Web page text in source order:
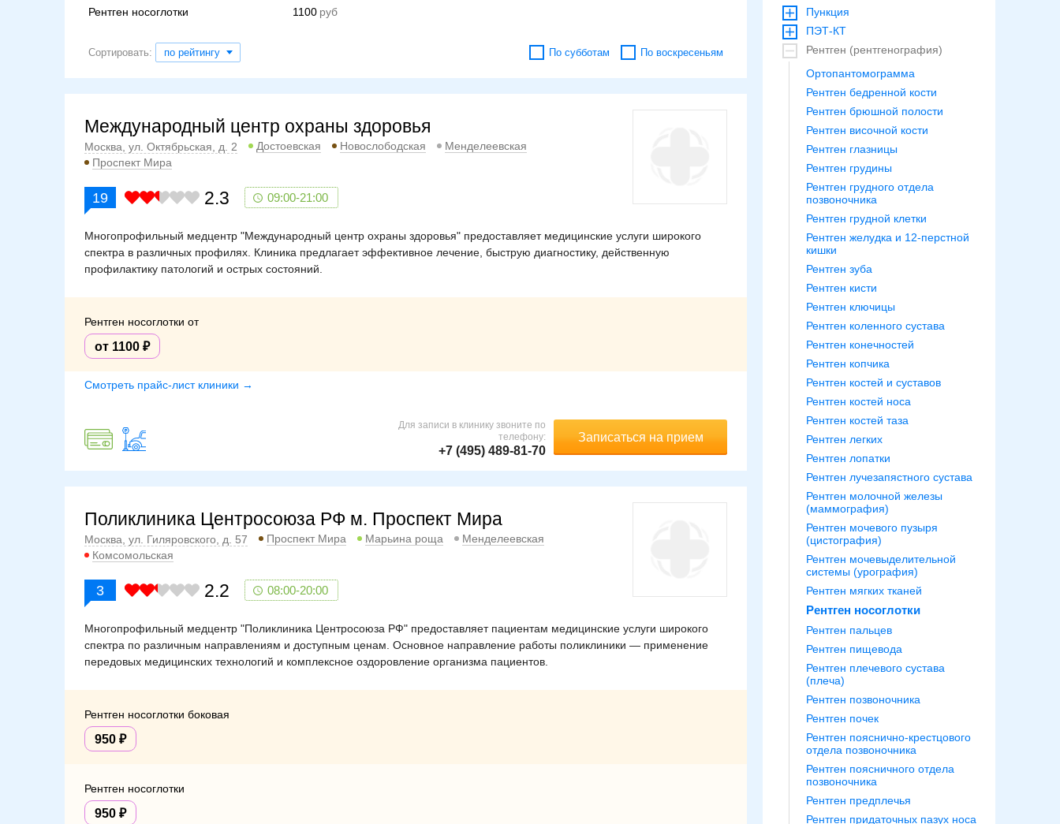
Рентген носоглотки
1100
Сортировать: по рейтингу По субботам По воскресеньям
Международный центр охраны здоровья
Москва, ул. Октябрьская, д. 2 Достоевская Новослободская
Менделеевская
Проспект Мира
19 2.3 09:00-21:00
Многопрофильный медцентр "Международный центр охраны здоровья" предоставляет медицинские услуги широкого
спектра в различных профилях. Клиника предлагает эффективное лечение, быструю диагностику, действенную
профилактику патологий и острых состояний.
Рентген носоглотки от
от 1100
Смотреть прайс-лист клиники →
Записаться на прием
Для записи в клинику звоните по
телефону:
+7 (495) 489-81-70
Поликлиника Центросоюза РФ м. Проспект Мира
Москва, ул. Гиляровского, д. 57 Проспект Мира Марьина роща
Менделеевская
Комсомольская
3 2.2 08:00-20:00
Многопрофильный медцентр "Поликлиника Центросоюза РФ" предоставляет пациентам медицинские услуги широкого
спектра по различным направлениям и доступным ценам. Основное направление работы поликлиники — применение
передовых медицинских технологий и комплексное оздоровление организма пациентов.
Рентген носоглотки боковая
950
Рентген носоглотки
950
Пункция
ПЭТ-КТ
Рентген (рентгенография)
Ортопантомограмма
Рентген бедренной кости
Рентген брюшной полости
Рентген височной кости
Рентген глазницы
Рентген грудины
Рентген грудного отдела
позвоночника
Рентген грудной клетки
Рентген желудка и 12-перстной
кишки
Рентген зуба
Рентген кисти
Рентген ключицы
Рентген коленного сустава
Рентген конечностей
Рентген копчика
Рентген костей и суставов
Рентген костей носа
Рентген костей таза
Рентген легких
Рентген лопатки
Рентген лучезапястного сустава
Рентген молочной железы
(маммография)
Рентген мочевого пузыря
(цистография)
Рентген мочевыделительной
системы (урография)
Рентген мягких тканей
Рентген носоглотки
Рентген пальцев
Рентген пищевода
Рентген плечевого сустава
(плеча)
Рентген позвоночника
Рентген почек
Рентген пояснично-крестцового
отдела позвоночника
Рентген поясничного отдела
позвоночника
Рентген предплечья
Рентген придаточных пазух носа